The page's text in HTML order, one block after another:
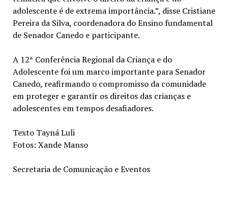
adolescente é de extrema importância.”, disse Cristiane
Pereira da Silva, coordenadora do Ensino fundamental
de Senador Canedo e participante.
A 12ª Conferência Regional da Criança e do
Adolescente foi um marco importante para Senador
Canedo, reafirmando o compromisso da comunidade
em proteger e garantir os direitos das crianças e
adolescentes em tempos desafiadores.
Texto Tayná Luli
Fotos: Xande Manso
Secretaria de Comunicação e Eventos